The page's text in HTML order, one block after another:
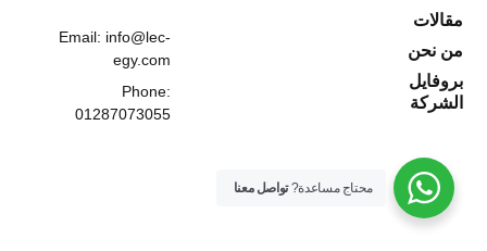
Email: info@lec-
egy.com
Phone:
01287073055
مقالات
من نحن
بروفايل
الشركة
محتاج مساعدة?تواصل معنا